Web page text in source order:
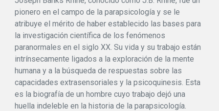
pionero en el campo de la parapsicología y se le
atribuye el mérito de haber establecido las bases para
la investigación científica de los fenómenos
paranormales en el siglo XX. Su vida y su trabajo están
intrínsecamente ligados a la exploración de la mente
humana y a la búsqueda de respuestas sobre las
capacidades extrasensoriales y la psicoquinesis. Esta
es la biografía de un hombre cuyo trabajo dejó una
huella indeleble en la historia de la parapsicología.